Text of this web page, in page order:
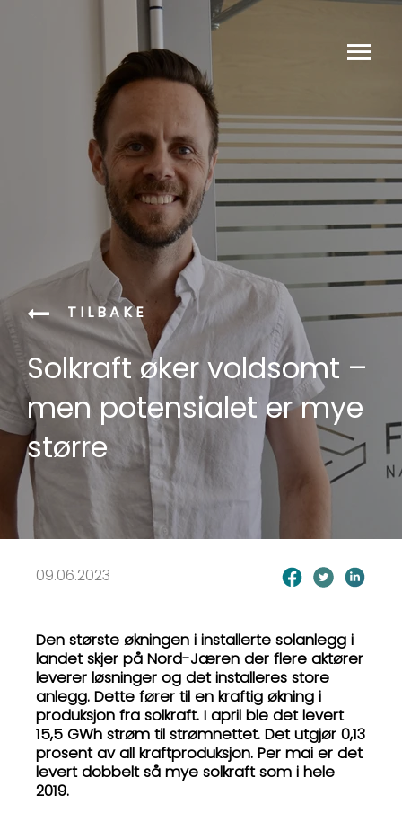
TILBAKE
Solkraft øker voldsomt –
men potensialet er mye
større
09.06.2023
Den største økningen i installerte solanlegg i
landet skjer på Nord-Jæren der flere aktører
leverer løsninger og det installeres store
anlegg. Dette fører til en kraftig økning i
produksjon fra solkraft. I april ble det levert
15,5 GWh strøm til strømnettet. Det utgjør 0,13
prosent av all kraftproduksjon. Per mai er det
levert dobbelt så mye solkraft som i hele
2019.